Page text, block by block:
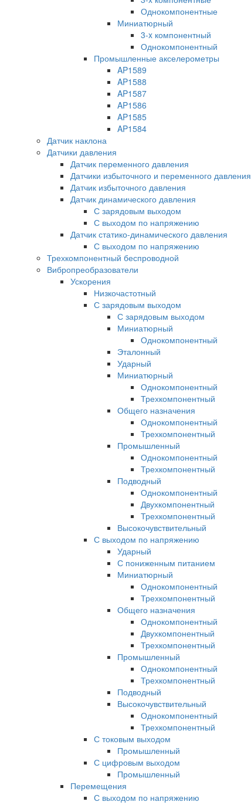
Однокомпонентные
Миниатюрный
3-x компонентный
Однокомпонентный
Промышленные акселерометры
AP1589
AP1588
AP1587
AP1586
AP1585
AP1584
Датчик наклона
Датчики давления
Датчик переменного давления
Датчики избыточного и переменного давления
Датчик избыточного давления
Датчик динамического давления
С зарядовым выходом
С выходом по напряжению
Датчик статико-динамического давления
С выходом по напряжению
Трехкомпонентный беспроводной
Вибропреобразователи
Ускорения
Низкочастотный
С зарядовым выходом
С зарядовым выходом
Миниатюрный
Однокомпонентный
Эталонный
Ударный
Миниатюрный
Однокомпонентный
Трехкомпонентный
Общего назначения
Однокомпонентный
Трехкомпонентный
Промышленный
Однокомпонентный
Трехкомпонентный
Подводный
Однокомпонентный
Двухкомпонентный
Трехкомпонентный
Высокочувствительный
С выходом по напряжению
Ударный
С пониженным питанием
Миниатюрный
Однокомпонентный
Трехкомпонентный
Общего назначения
Однокомпонентный
Двухкомпонентный
Трехкомпонентный
Промышленный
Однокомпонентный
Трехкомпонентный
Подводный
Высокочувствительный
Однокомпонентный
Трехкомпонентный
С токовым выходом
Промышленный
С цифровым выходом
Промышленный
Перемещения
С выходом по напряжению